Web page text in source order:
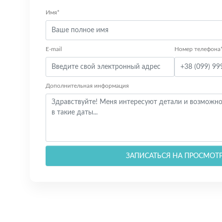
Имя*
E-mail Номер
Дополнительная информация
ЗАПИСАТЬСЯ НА